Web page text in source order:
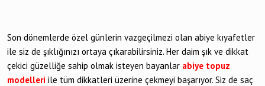
Son dönemlerde özel günlerin vazgeçilmezi olan abiye kıyafetler
ile siz de şıklığınızı ortaya çıkarabilirsiniz. Her daim şık ve dikkat
çekici güzelliğe sahip olmak isteyen bayanlar abiye topuz
modelleri ile tüm dikkatleri üzerine çekmeyi başarıyor. Siz de saç